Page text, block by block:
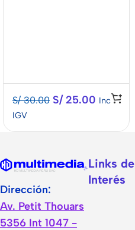
S/30.00 S/25.00 Inc
IGV
Dirección:
Av. Petit Thouars
5356 Int 1047 -
Links de
Interés